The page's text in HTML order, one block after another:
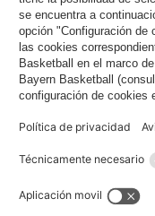
FC Bayern.com
Noticias
Equipo